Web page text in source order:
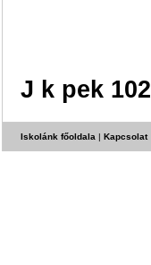
J k pek 102
Iskolánk főoldala | Kapcsolat